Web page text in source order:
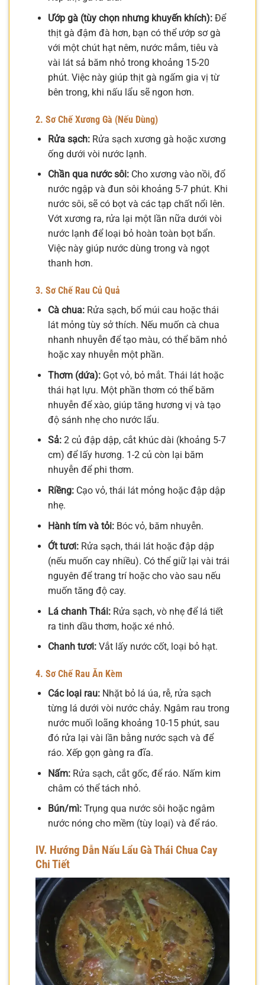
Ướp gà (tùy chọn nhưng khuyến khích):Để
thịt gà đậm đà hơn, bạn có thể ướp sơ gà
với một chút hạt nêm, nước mắm, tiêu và
vài lát sả băm nhỏ trong khoảng 15-20
phút. Việc này giúp thịt gà ngấm gia vị từ
bên trong, khi nấu lẩu sẽ ngon hơn.
2. Sơ Chế Xương Gà (Nếu Dùng)
Rửa sạch:Rửa sạch xương gà hoặc xương
ống dưới vòi nước lạnh.
Chần qua nước sôi:Cho xương vào nồi, đổ
nước ngập và đun sôi khoảng 5-7 phút. Khi
nước sôi, sẽ có bọt và các tạp chất nổi lên.
Vớt xương ra, rửa lại một lần nữa dưới vòi
nước lạnh để loại bỏ hoàn toàn bọt bẩn.
Việc này giúp nước dùng trong và ngọt
thanh hơn.
3. Sơ Chế Rau Củ Quả
Cà chua:Rửa sạch, bổ múi cau hoặc thái
lát mỏng tùy sở thích. Nếu muốn cà chua
nhanh nhuyễn để tạo màu, có thể băm nhỏ
hoặc xay nhuyễn một phần.
Thơm (dứa):Gọt vỏ, bỏ mắt. Thái lát hoặc
thái hạt lựu. Một phần thơm có thể băm
nhuyễn để xào, giúp tăng hương vị và tạo
độ sánh nhẹ cho nước lẩu.
Sả:2 củ đập dập, cắt khúc dài (khoảng 5-7
cm) để lấy hương. 1-2 củ còn lại băm
nhuyễn để phi thơm.
Riềng:Cạo vỏ, thái lát mỏng hoặc đập dập
nhẹ.
Hành tím và tỏi:Bóc vỏ, băm nhuyễn.
Ớt tươi:Rửa sạch, thái lát hoặc đập dập
(nếu muốn cay nhiều). Có thể giữ lại vài trái
nguyên để trang trí hoặc cho vào sau nếu
muốn tăng độ cay.
Lá chanh Thái:Rửa sạch, vò nhẹ để lá tiết
ra tinh dầu thơm, hoặc xé nhỏ.
Chanh tươi:Vắt lấy nước cốt, loại bỏ hạt.
4. Sơ Chế Rau Ăn Kèm
Các loại rau:Nhặt bỏ lá úa, rễ, rửa sạch
từng lá dưới vòi nước chảy. Ngâm rau trong
nước muối loãng khoảng 10-15 phút, sau
đó rửa lại vài lần bằng nước sạch và để
ráo. Xếp gọn gàng ra đĩa.
Nấm:Rửa sạch, cắt gốc, để ráo. Nấm kim
châm có thể tách nhỏ.
Bún/mì:Trụng qua nước sôi hoặc ngâm
nước nóng cho mềm (tùy loại) và để ráo.
IV. Hướng Dẫn Nấu Lẩu Gà Thái Chua Cay
Chi Tiết